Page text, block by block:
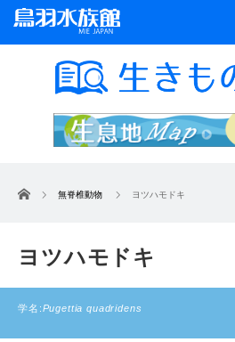
ホーム 無脊椎動物 ヨツハモドキ
ヨツハモドキ
学名:Pugettia quadridens